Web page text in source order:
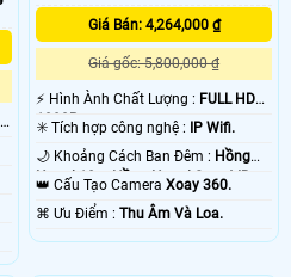
Giá Bán: 4,264,000 ₫
Giá gốc: 5,800,000 ₫
️⚡ Hình Ành Chất Lượng : FULL HD
1080P .
✳️ Tích hợp công nghệ : IP Wifi.
🌙 Khoảng Cách Ban Đêm : Hồng
Ngoại 10m Hồng Ngoại Smart IR.
👑 Cấu Tạo CameraXoay 360.
️⌘ Ưu Điểm :Thu Âm Và Loa.